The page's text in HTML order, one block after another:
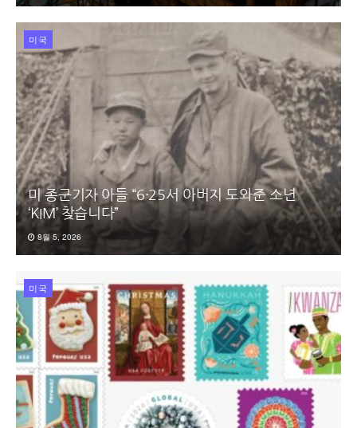
미국
미 종군기자 아들 “6·25서 아버지 도와준 소년
‘KIM’ 찾습니다”
8월 5, 2026
미국